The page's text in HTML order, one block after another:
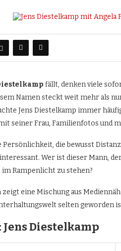
fällt, denken viele
Namen steckt weit mehr als
Jens Diestelkamp immer
seiner Frau, Familienfotos und
die bewusst
Wer ist dieser Mann,
Rampenlicht zu stehen?
zeigt eine Mischung aus
selten geworden
Diestelkamp